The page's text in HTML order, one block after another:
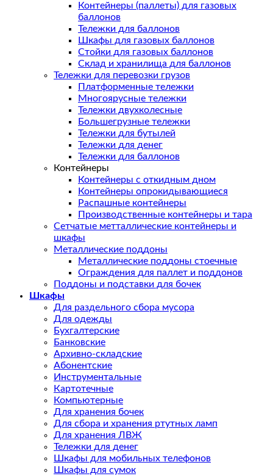
Контейнеры (паллеты) для газовых
баллонов
Тележки для баллонов
Шкафы для газовых баллонов
Стойки для газовых баллонов
Склад и хранилища для баллонов
Тележки для перевозки грузов
Платформенные тележки
Многоярусные тележки
Тележки двухколесные
Большегрузные тележки
Тележки для бутылей
Тележки для денег
Тележки для баллонов
Контейнеры
Контейнеры с откидным дном
Контейнеры опрокидывающиеся
Распашные контейнеры
Производственные контейнеры и тара
Сетчатые метталлические контейнеры и
шкафы
Металлические поддоны
Металлические поддоны стоечные
Ограждения для паллет и поддонов
Поддоны и подставки для бочек
Шкафы
Для раздельного сбора мусора
Для одежды
Бухгалтерские
Банковские
Архивно-складские
Абонентские
Инструментальные
Картотечные
Компьютерные
Для хранения бочек
Для сбора и хранения ртутных ламп
Для хранения ЛВЖ
Тележки для денег
Шкафы для мобильных телефонов
Шкафы для сумок